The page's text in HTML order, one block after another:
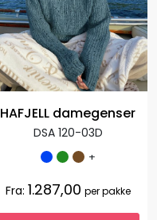
HAFJELL damegenser
DSA 120-03D
+
Fra: 1.287,00 per pakke